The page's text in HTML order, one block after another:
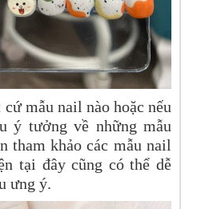
mẫu nail nào hoặc nếu
ý tưởng về những mẫu
tham khảo các mẫu nail
tại đây cũng có thể dễ
ưng ý.